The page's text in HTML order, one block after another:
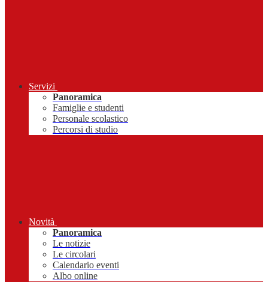
Servizi
Panoramica
Famiglie e studenti
Personale scolastico
Percorsi di studio
Novità
Panoramica
Le notizie
Le circolari
Calendario eventi
Albo online